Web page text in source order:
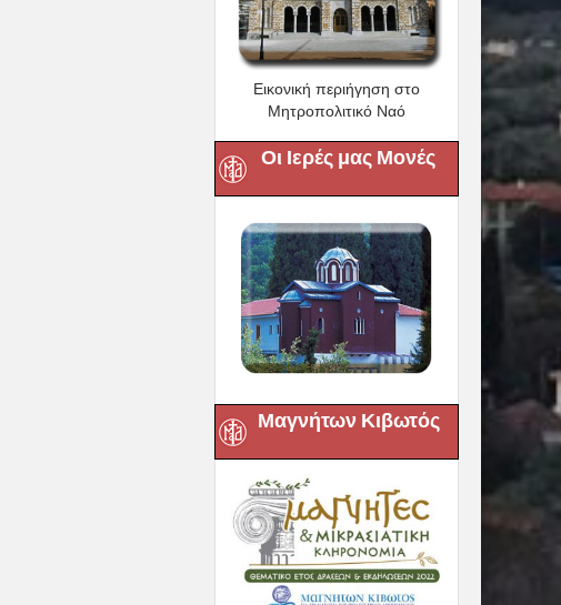
Εικονική περιήγηση στο
Μητροπολιτικό Ναό
Οι Ιερές μας Μονές
Μαγνήτων Κιβωτός